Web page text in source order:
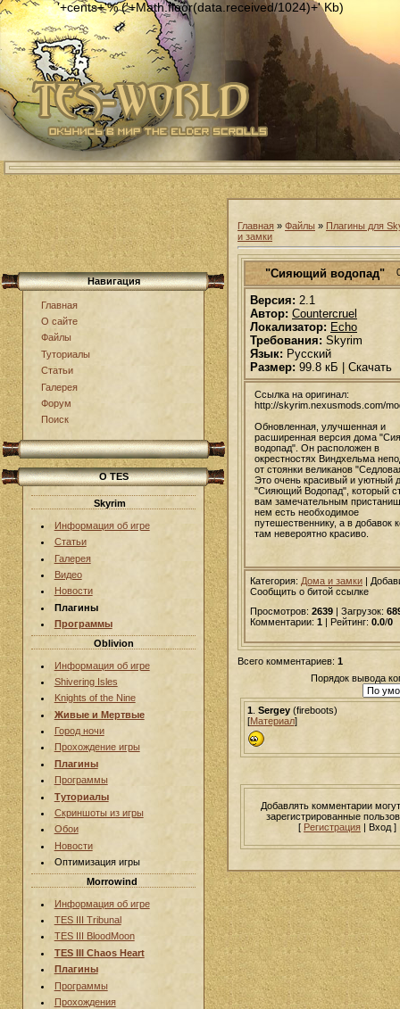
Навигация
Главная
О сайте
Файлы
Туториалы
Статьи
Галерея
Форум
Поиск
О TES
Skyrim
Информация об игре
Статьи
Галерея
Видео
Новости
Плагины
Программы
Oblivion
Информация об игре
Shivering Isles
Knights of the Nine
Живые и Мертвые
Город ночи
Прохождение игры
Плагины
Программы
Туториалы
Скриншоты из игры
Обои
Новости
Оптимизация игры
Morrowind
Информация об игре
TES III Tribunal
TES III BloodMoon
TES III Chaos Heart
Плагины
Программы
Прохождения
Главная » Файлы » Плагины для
и замки
"Сияющий водопад"
Версия: 2.1
Автор: Countercruel
Локализатор: Echo
Требования: Skyrim
Язык: Русский
Размер: 99.8 кБ | Скачать
Ссылка на оригинал:
http://skyrim.nexusmods.com/
Обновленная, улучшенная и
расширенная версия дома
водопад". Он расположен в
окрестностях Виндхельма
от стоянки великанов
Это очень красивый и уютный
"Сияющий Водопад", который
вам замечательным
нем есть необходимое
путешественнику, а в добавок
там невероятно красиво.
Категория: Дома и замки |
Сообщить о битой ссылке
Просмотров: 2639 | Загрузок:
Комментарии: 1 | Рейтинг: 0.0/0
Всего комментариев: 1
Порядок вывода
1. Sergey(fireboots)
[Материал]
Добавлять комментарии
зарегистрированные
[ Регистрация | Вход ]
'+cents+'% ('+Math.floor(data.received/1024)+' Kb)